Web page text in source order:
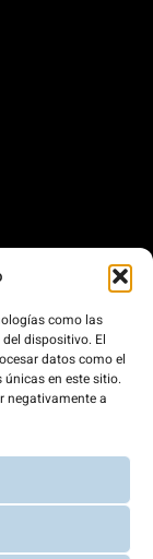
como las
dispositivo. El
datos como el
en este sitio.
negativamente a
28003
energías